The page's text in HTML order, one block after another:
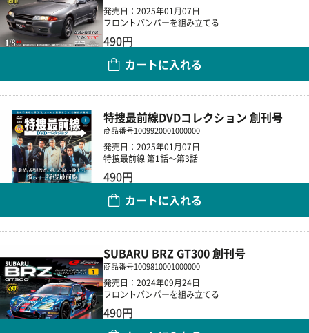
発売日：2025年01月07日
フロントバンパーを組み立てる
490円
カートに入れる
特捜最前線DVDコレクション 創刊号
商品番号1009920001000000
発売日：2025年01月07日
特捜最前線 第1話～第3話
490円
カートに入れる
SUBARU BRZ GT300 創刊号
商品番号1009810001000000
発売日：2024年09月24日
フロントバンパーを組み立てる
490円